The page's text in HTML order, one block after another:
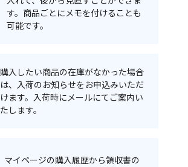
す。商品ごとにメモを付けることも
可能です。
購入したい商品の在庫がなかった場合
は、入荷のお知らせをお申込みいただ
けます。入荷時にメールにてご案内い
たします。
マイページの購入履歴から領収書の